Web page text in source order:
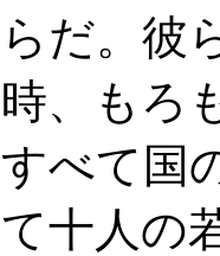
らだ。彼
時、もろ
すべて国
て十人の